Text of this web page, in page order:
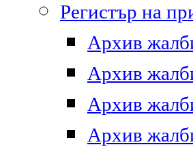
Регистър на
Архив
Архив
Архив
Архив